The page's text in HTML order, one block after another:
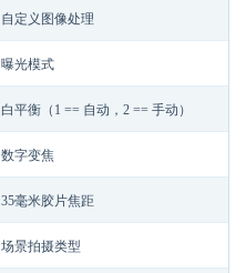
自定义图像处理
曝光模式
白平衡（1 == 自动，2 == 手动）
数字变焦
35毫米胶片焦距
场景拍摄类型